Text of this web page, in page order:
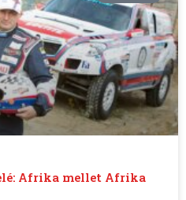
Afrika mellet Afrika